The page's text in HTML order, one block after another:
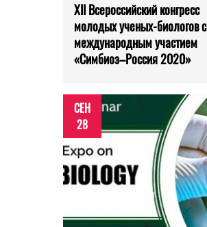
XII Всероссийский конгресс
молодых ученых-биологов с
международным участием
«Симбиоз–Россия 2020»
СЕН
28